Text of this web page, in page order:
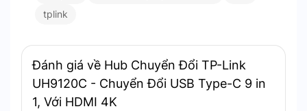
tplink
Đánh giá về Hub Chuyển Đổi TP-Link
UH9120C - Chuyển Đổi USB Type-C 9 in
1, Với HDMI 4K